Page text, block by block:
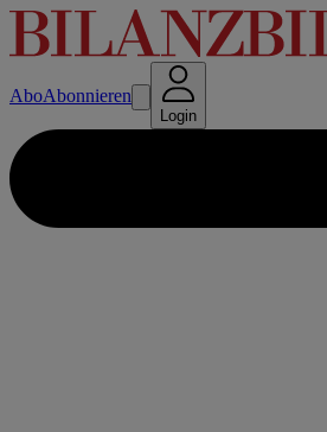
AboAbonnieren
Login